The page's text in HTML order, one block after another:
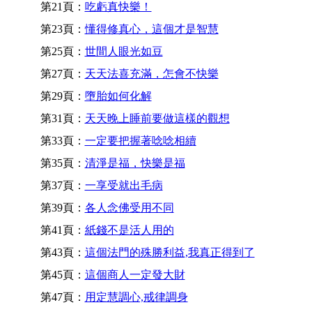
第21頁： 吃虧真快樂！
第23頁：懂得修真心，這個才是智慧
第25頁： 世間人眼光如豆
第27頁： 天天法喜充滿，怎會不快樂
第29頁： 墮胎如何化解
第31頁： 天天晚上睡前要做這樣的觀想
第33頁： 一定要把握著唸唸相續
第35頁： 清淨是福，快樂是福
第37頁： 一享受就出毛病
第39頁： 各人念佛受用不同
第41頁： 紙錢不是活人用的
第43頁： 這個法門的殊勝利益,我真正得到了
第45頁： 這個商人一定發大財
第47頁： 用定慧調心,戒律調身